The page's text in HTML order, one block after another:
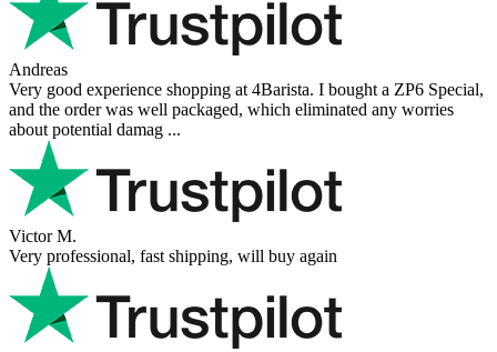
Andreas
Very good experience shopping at 4Barista. I bought a ZP6 Special,
and the order was well packaged, which eliminated any worries
about potential damag ...
Victor M.
Very professional, fast shipping, will buy again